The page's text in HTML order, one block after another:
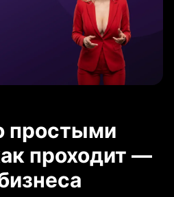
простыми
проходит —